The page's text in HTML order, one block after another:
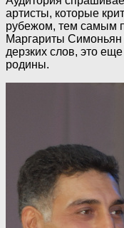
артисты, которые
рубежом, тем самым
Маргариты Симоньян
дерзких слов, это
родины.